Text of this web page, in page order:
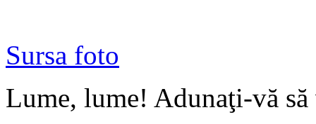
Sursa foto
Lume, lume! Adunaţi-vă